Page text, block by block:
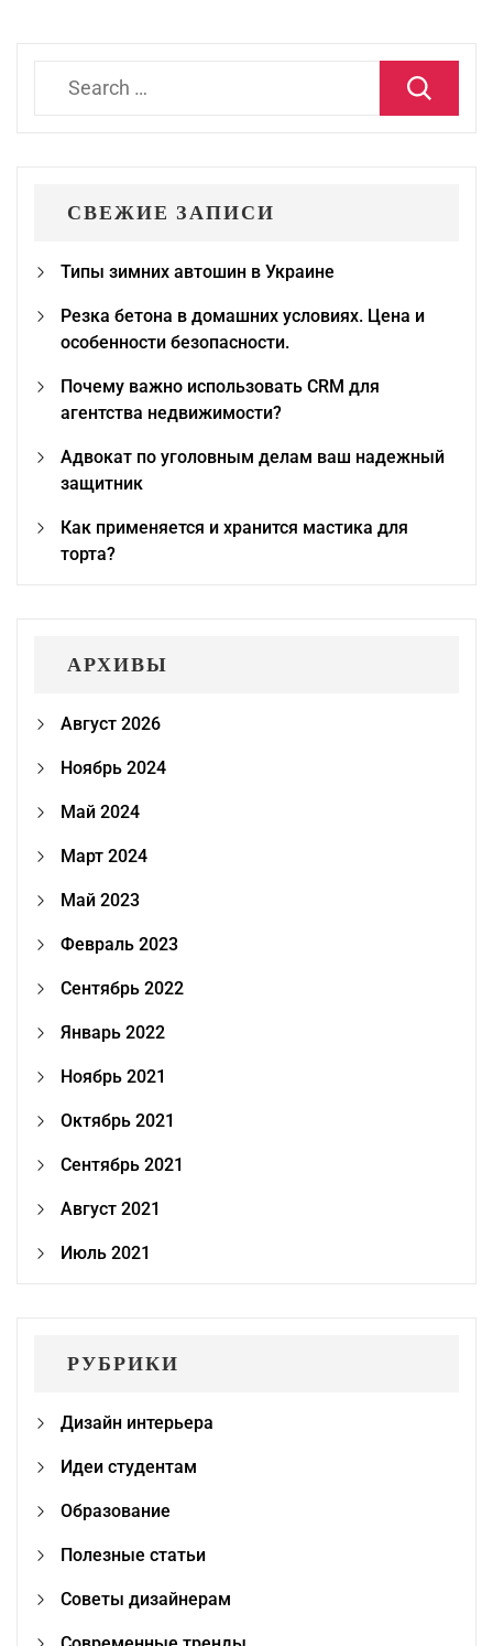
СВЕЖИЕ ЗАПИСИ
Типы зимних автошин в Украине
Резка бетона в домашних условиях. Цена и
особенности безопасности.
Почему важно использовать CRM для
агентства недвижимости?
Адвокат по уголовным делам ваш надежный
защитник
Как применяется и хранится мастика для
торта?
АРХИВЫ
Август 2026
Ноябрь 2024
Май 2024
Март 2024
Май 2023
Февраль 2023
Сентябрь 2022
Январь 2022
Ноябрь 2021
Октябрь 2021
Сентябрь 2021
Август 2021
Июль 2021
РУБРИКИ
Дизайн интерьера
Идеи студентам
Образование
Полезные статьи
Советы дизайнерам